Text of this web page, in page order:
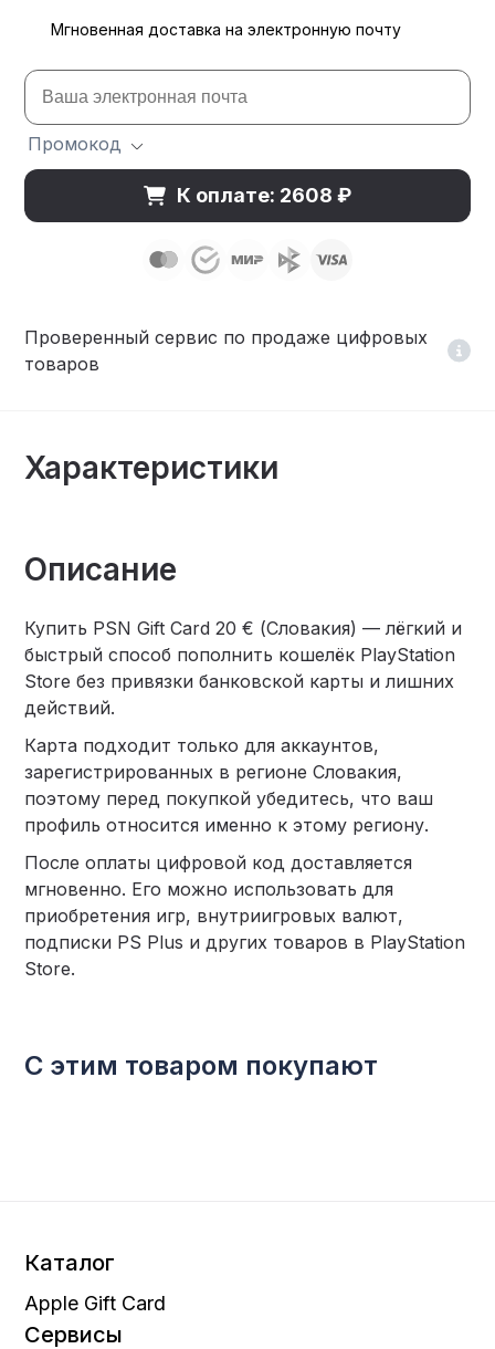
Мгновенная доставка на электронную почту
Промокод
К оплате: 2608 ₽
Проверенный сервис по продаже цифровых
товаров
Характеристики
Описание
Купить PSN Gift Card 20 € (Словакия) — лёгкий и
быстрый способ пополнить кошелёк PlayStation
Store без привязки банковской карты и лишних
действий.
Карта подходит только для аккаунтов,
зарегистрированных в регионе Словакия,
поэтому перед покупкой убедитесь, что ваш
профиль относится именно к этому региону.
После оплаты цифровой код доставляется
мгновенно. Его можно использовать для
приобретения игр, внутриигровых валют,
подписки PS Plus и других товаров в PlayStation
Store.
С этим товаром покупают
Каталог
Apple Gift Card
Сервисы